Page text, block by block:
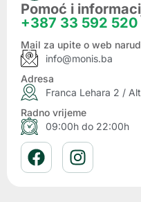
Pomoć i
+387 33 592 520
Mail za upite o web
info@monis.ba
Adresa
Franca Lehara 2 /
Radno vrijeme
09:00h do 22:00h